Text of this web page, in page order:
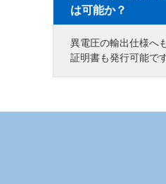
は可能か？
異電圧の輸出仕様へ
証明書も発行可能で